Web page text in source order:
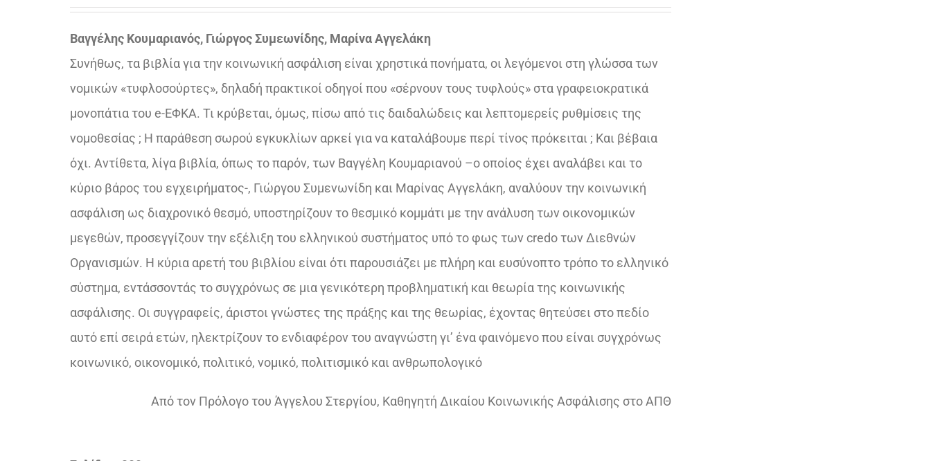
Βαγγέλης Κουμαριανός, Γιώργος Συμεωνίδης, Μαρίνα Αγγελάκη
Συνήθως, τα βιβλία για την κοινωνική ασφάλιση είναι χρηστικά πονήματα, οι λεγόμενοι στη γλώσσα των
νομικών «τυφλοσούρτες», δηλαδή πρακτικοί οδηγοί που «σέρνουν τους τυφλούς» στα γραφειοκρατικά
μονοπάτια του e-ΕΦΚΑ. Τι κρύβεται, όμως, πίσω από τις δαιδαλώδεις και λεπτομερείς ρυθμίσεις της
νομοθεσίας ; Η παράθεση σωρού εγκυκλίων αρκεί για να καταλάβουμε περί τίνος πρόκειται ; Και βέβαια
όχι. Αντίθετα, λίγα βιβλία, όπως το παρόν, των Βαγγέλη Κουμαριανού –ο οποίος έχει αναλάβει και το
κύριο βάρος του εγχειρήματος-, Γιώργου Συμενωνίδη και Μαρίνας Αγγελάκη, αναλύουν την κοινωνική
ασφάλιση ως διαχρονικό θεσμό, υποστηρίζουν το θεσμικό κομμάτι με την ανάλυση των οικονομικών
μεγεθών, προσεγγίζουν την εξέλιξη του ελληνικού συστήματος υπό το φως των credo των Διεθνών
Οργανισμών. Η κύρια αρετή του βιβλίου είναι ότι παρουσιάζει με πλήρη και ευσύνοπτο τρόπο το ελληνικό
σύστημα, εντάσσοντάς το συγχρόνως σε μια γενικότερη προβληματική και θεωρία της κοινωνικής
ασφάλισης. Οι συγγραφείς, άριστοι γνώστες της πράξης και της θεωρίας, έχοντας θητεύσει στο πεδίο
αυτό επί σειρά ετών, ηλεκτρίζουν το ενδιαφέρον του αναγνώστη γι’ ένα φαινόμενο που είναι συγχρόνως
κοινωνικό, οικονομικό, πολιτικό, νομικό, πολιτισμικό και ανθρωπολογικό
Από τον Πρόλογο του Άγγελου Στεργίου, Καθηγητή Δικαίου Κοινωνικής Ασφάλισης στο ΑΠΘ